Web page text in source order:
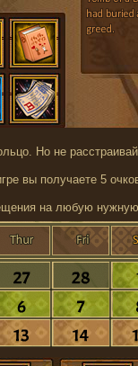
Но не
вы получаете 5
на любую